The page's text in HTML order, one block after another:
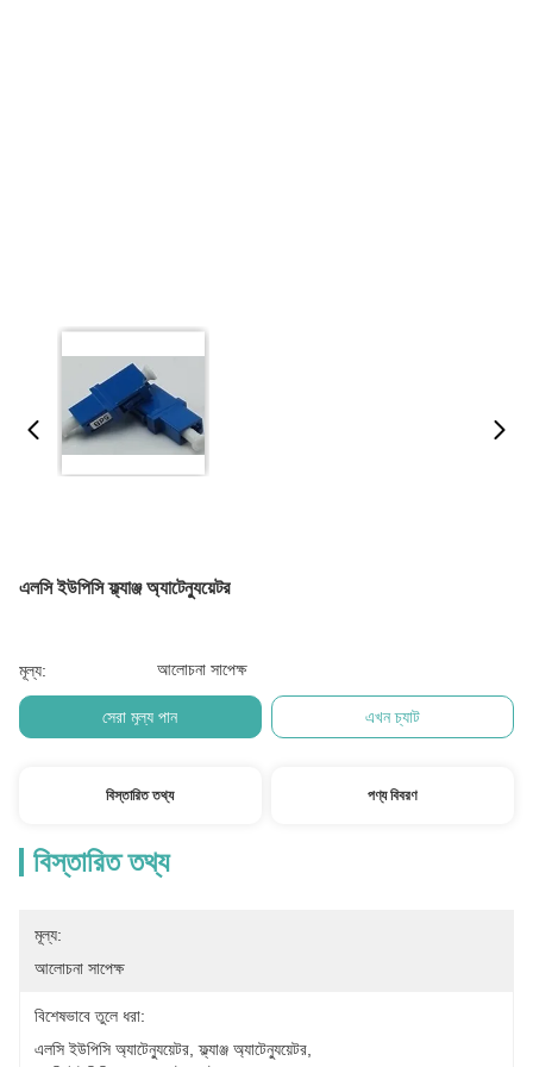
এলসি ইউপিসি ফ্ল্যাঞ্জ অ্যাটেন্যুয়েটর
মূল্য: আলোচনা সাপেক্ষ
সেরা মূল্য পান এখন চ্যাট
বিস্তারিত তথ্য পণ্য বিবরণ
বিস্তারিত তথ্য
মূল্য:
আলোচনা সাপেক্ষ
বিশেষভাবে তুলে ধরা:
এলসি ইউপিসি অ্যাটেন্যুয়েটর , ফ্ল্যাঞ্জ অ্যাটেন্যুয়েটর